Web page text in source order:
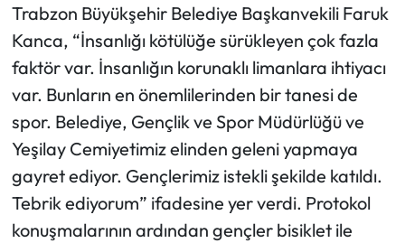
Trabzon Büyükşehir Belediye Başkanvekili Faruk
Kanca, “İnsanlığı kötülüğe sürükleyen çok fazla
faktör var. İnsanlığın korunaklı limanlara ihtiyacı
var. Bunların en önemlilerinden bir tanesi de
spor. Belediye, Gençlik ve Spor Müdürlüğü ve
Yeşilay Cemiyetimiz elinden geleni yapmaya
gayret ediyor. Gençlerimiz istekli şekilde katıldı.
Tebrik ediyorum” ifadesine yer verdi. Protokol
konuşmalarının ardından gençler bisiklet ile